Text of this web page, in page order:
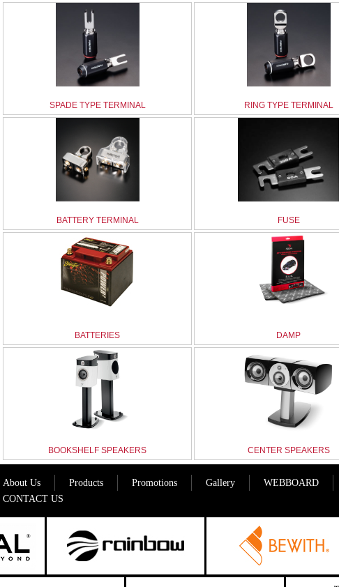
SPADE TYPE TERMINAL RING TYPE TERMINAL
BATTERY TERMINAL FUSE
BATTERIES DAMP
BOOKSHELF SPEAKERS CENTER SPEAKERS
About Us Products Promotions Gallery
WEBBOARD
CONTACT US